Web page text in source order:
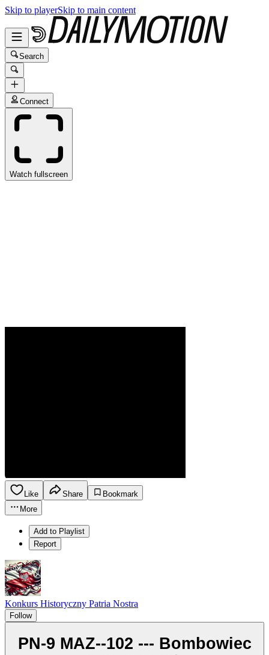
Skip to playerSkip to main content
Search
Connect
Watch fullscreen
Like Share
Bookmark
More
Add to Playlist
Report
Konkurs Historyczny Patria Nostra
Follow
PN-9 MAZ--102 --- Bombowiec